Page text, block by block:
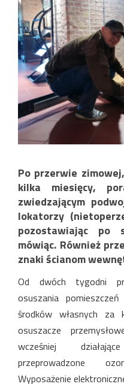
Po przerwie
kilka miesięcy,
zwiedzającym
lokatorzy
pozostawiając po
mówiąc. Również
znaki ścianom
Od dwóch tygodni
osuszania
środków własnych
osuszacze
wcześniej
przeprowadzone
Wyposażenie